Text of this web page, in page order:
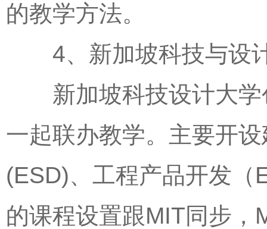
的教学方法。
4、新加坡科技与设
新加坡科技设计大学
一起联办教学。主要开
(ESD)、工程产品开发（
的课程设置跟MIT同步，